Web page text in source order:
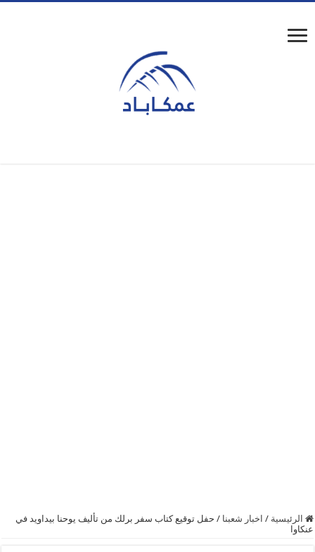
الرئيسية / اخبار شعبنا / حفل توقيع كتاب سفر برلك من تأليف يوحنا بيداويد في
عنكاوا